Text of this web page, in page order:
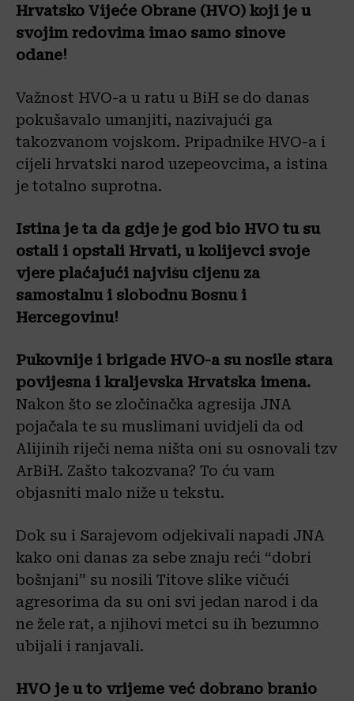
Hrvatsko Vijeće Obrane (HVO) koji je u
svojim redovima imao samo sinove
odane!
Važnost HVO-a u ratu u BiH se do danas
pokušavalo umanjiti, nazivajući ga
takozvanom vojskom. Pripadnike HVO-a i
cijeli hrvatski narod uzepeovcima, a istina
je totalno suprotna.
Istina je ta da gdje je god bio HVO tu su
ostali i opstali Hrvati, u kolijevci svoje
vjere plaćajući najvišu cijenu za
samostalnu i slobodnu Bosnu i
Hercegovinu!
Pukovnije i brigade HVO-a su nosile stara
povijesna i kraljevska Hrvatska imena.
Nakon što se zločinačka agresija JNA
pojačala te su muslimani uvidjeli da od
Alijinih riječi nema ništa oni su osnovali tzv
ArBiH. Zašto takozvana? To ću vam
objasniti malo niže u tekstu.
Dok su i Sarajevom odjekivali napadi JNA
kako oni danas za sebe znaju reći “dobri
bošnjani” su nosili Titove slike vičući
agresorima da su oni svi jedan narod i da
ne žele rat, a njihovi metci su ih bezumno
ubijali i ranjavali.
HVO je u to vrijeme već dobrano branio